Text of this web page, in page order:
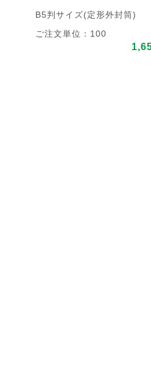
B5判サイズ(定形外封筒)
ご注文単位：100